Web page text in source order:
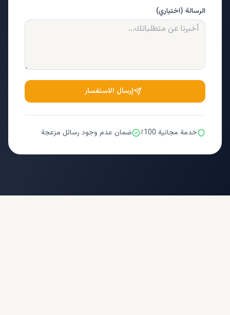
الرسالة (اختياري)
إرسال الاستفسار
خدمة مجانية 100٪ ضمان عدم وجود رسائل مزعجة